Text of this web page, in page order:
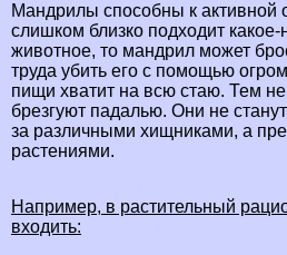
Maндрилы способны к активной
слишком близко подходит
животное, то мaндрил может
труда убить его с помощью
пищи хватит на всю стаю. Тем
брезгуют падалью. Они не
за различными хищниками, а
растениями.
Например, в растительный
входить: